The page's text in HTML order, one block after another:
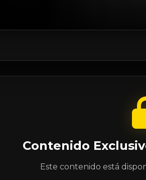
Contenido
Este contenido está